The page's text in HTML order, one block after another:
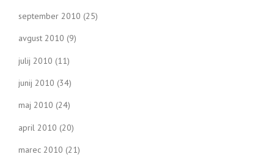
september 2010 (25)
avgust 2010 (9)
julij 2010 (11)
junij 2010 (34)
maj 2010 (24)
april 2010 (20)
marec 2010 (21)